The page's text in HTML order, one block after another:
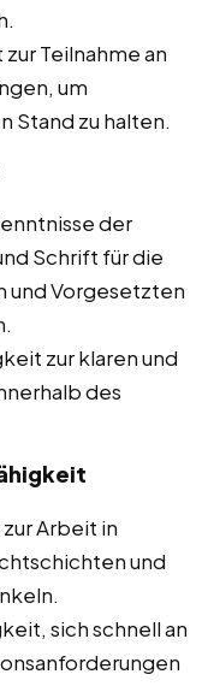
Teilnahme an
um
Stand zu halten.
der
Schrift für die
und Vorgesetzten
zur klaren und
des
Arbeit in
und
sich schnell an